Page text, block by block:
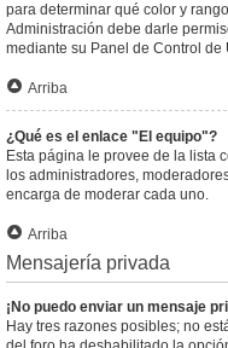
para determinar qué color y
Administración debe darle
mediante su Panel de Control de
Arriba
¿Qué es el enlace "El equipo"?
Esta página le provee de la lista
los administradores,
encarga de moderar cada uno.
Arriba
Mensajería privada
¡No puedo enviar un mensaje
Hay tres razones posibles; no